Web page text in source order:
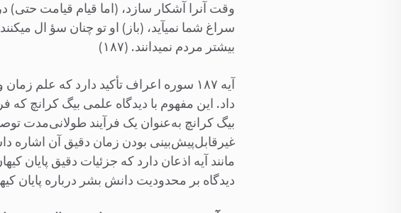
وقت آنرا آشکار سازد، (اما قیام قیامت
سراغ شما نمی‏آید، (باز) او تو چنان سؤ ال
بیشتر مردم نمی‏دانند. (۱۸۷)
آیه ۱۸۷ سوره اعراف تأکید دارد که علم
داد. این مفهوم با دیدگاه علمی بیگ کرانچ
بیگ کرانچ به‌عنوان یک فرآیند طولانی‌مدت
غیرقابل‌پیش‌بینی بودن زمان دقیق آن اشاره
مانند آیه اذعان دارد که جزئیات دقیق پایان
دیدگاه بر محدودیت دانش بشر درباره پایان